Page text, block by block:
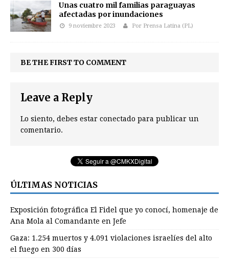
Unas cuatro mil familias paraguayas
afectadas por inundaciones
9 noviembre 2023 Por Prensa Latina (PL)
BE THE FIRST TO COMMENT
Leave a Reply
Lo siento, debes estar conectado para publicar un
comentario.
ÚLTIMAS NOTICIAS
Exposición fotográfica El Fidel que yo conocí, homenaje de
Ana Mola al Comandante en Jefe
Gaza: 1.254 muertos y 4.091 violaciones israelíes del alto
el fuego en 300 días